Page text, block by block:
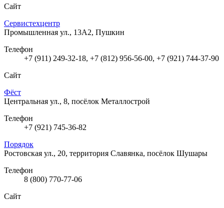
Сайт
Сервистехцентр
Промышленная ул., 13А2, Пушкин
Телефон
+7 (911) 249-32-18, +7 (812) 956-56-00, +7 (921) 744-37-90
Сайт
Фёст
Центральная ул., 8, посёлок Металлострой
Телефон
+7 (921) 745-36-82
Порядок
Ростовская ул., 20, территория Славянка, посёлок Шушары
Телефон
8 (800) 770-77-06
Сайт